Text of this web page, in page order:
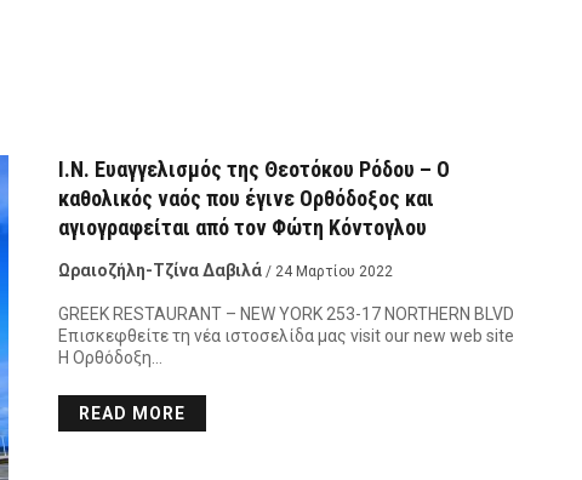
Ι.Ν. Ευαγγελισμός της Θεοτόκου Ρόδου – Ο
καθολικός ναός που έγινε Ορθόδοξος και
αγιογραφείται από τον Φώτη Κόντογλου
Ωραιοζήλη-Τζίνα Δαβιλά / 24 Μαρτίου 2022
GREEK RESTAURANT – NEW YORK 253-17 NORTHERN BLVD
Επισκεφθείτε τη νέα ιστοσελίδα μας visit our new web site
Η Ορθόδοξη…
READ MORE